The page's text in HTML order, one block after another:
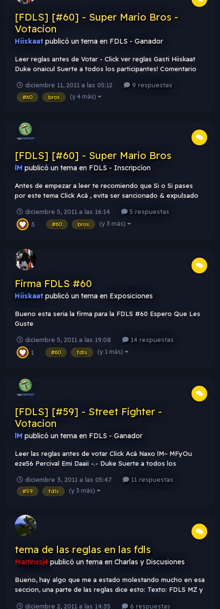
[FDLS] [#60] - Super Mario Bros -
Votacion
Hiiskaat publicó un tema en FDLS - Ganador
Leer reglas antes de Votar - Click ver reglas Gasti Hiiskaat
Duke onaicul Suerte a todos los participantes! Comentario
duke me gusto muchos sus efectos, mas ese de las estrellas
en la mano
diciembre 11, 2011 a las 05:12 9 respuestas
#60 bros (y 4 más)
[FDLS] [#60] - Super Mario Bros
lM publicó un tema en FDLS - Inscripcíon
Antes de empezar a leer te recomiendo que Si o Si pases
por este tema Click Acá , evita ser sancionado & expulsado
usar el render que quieran, siempre y cuando, haya
participado en la saga del juego (Aclaración, el render puede
diciembre 5, 2011 a las 16:14
5 respuestas
3
#60 bros (y 3 más)
Firma FDLS #60
Hiiskaat publicó un tema en Exposiciones
Bueno esta seria la firma para la FDLS #60 Espero Que Les
Guste
diciembre 5, 2011 a las 19:08
14 respuestas
1
#60 fdls (y 1 más)
[FDLS] [#59] - Street Fighter -
Votacion
lM publicó un tema en FDLS - Ganador
Leer las reglas antes de votar Click Acá Naxo lM~ MFyOu
eze56 Percival Emi Daaii -.- Duke Suerte a todos los
diciembre 3, 2011 a las 05:47
11 respuestas
#59 fdls (y 3 más)
tema de las reglas en las fdls
Martinssj4 publicó un tema en Charlas y Discusiones
Bueno, hay algo que me a estado molestando mucho en esa
seccion, una parte de las reglas dice esto: Texto: FDLS MZ y
diciembre 2, 2011 a las 14:35 6 respuestas